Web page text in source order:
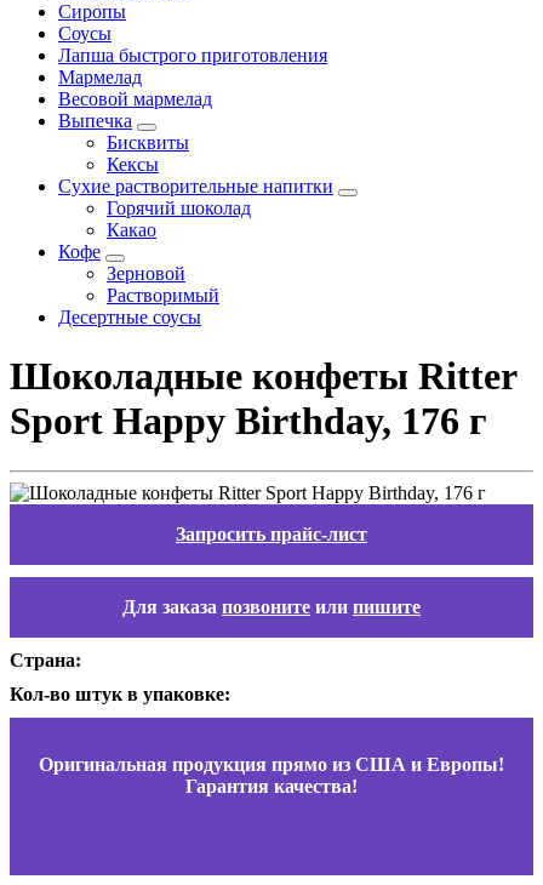
Сиропы
Соусы
Лапша быстрого приготовления
Мармелад
Весовой мармелад
Выпечка
Бисквиты
Кексы
Сухие растворительные напитки
Горячий шоколад
Какао
Кофе
Зерновой
Растворимый
Десертные соусы
Шоколадные конфеты Ritter
Sport Happy Birthday, 176 г
Запросить прайс-лист
Для заказа позвоните или пишите
Страна:
Кол-во штук в упаковке:
Оригинальная продукция прямо из США и Европы!
Гарантия качества!